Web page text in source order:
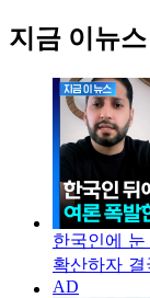
지금 이뉴스
한국인에
확산하자